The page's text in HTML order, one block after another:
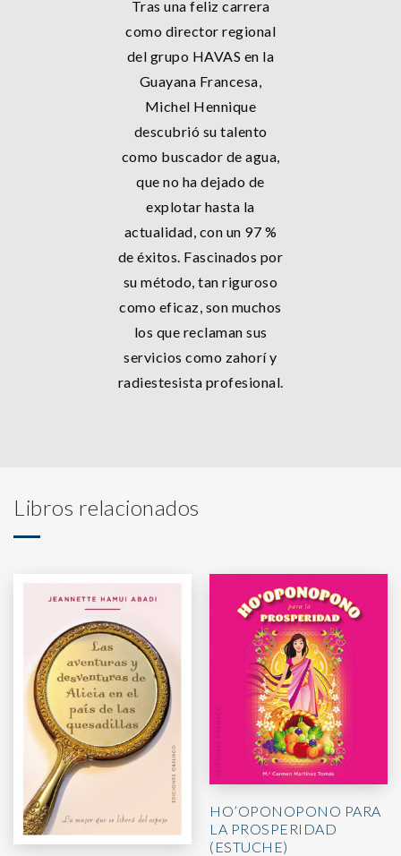
Tras una feliz carrera
como director regional
del grupo HAVAS en la
Guayana Francesa,
Michel Hennique
descubrió su talento
como buscador de agua,
que no ha dejado de
explotar hasta la
actualidad, con un 97 %
de éxitos. Fascinados por
su método, tan riguroso
como eficaz, son muchos
los que reclaman sus
servicios como zahorí y
radiestesista profesional.
Libros relacionados
HO’OPONOPONO PARA
LA PROSPERIDAD
(ESTUCHE)